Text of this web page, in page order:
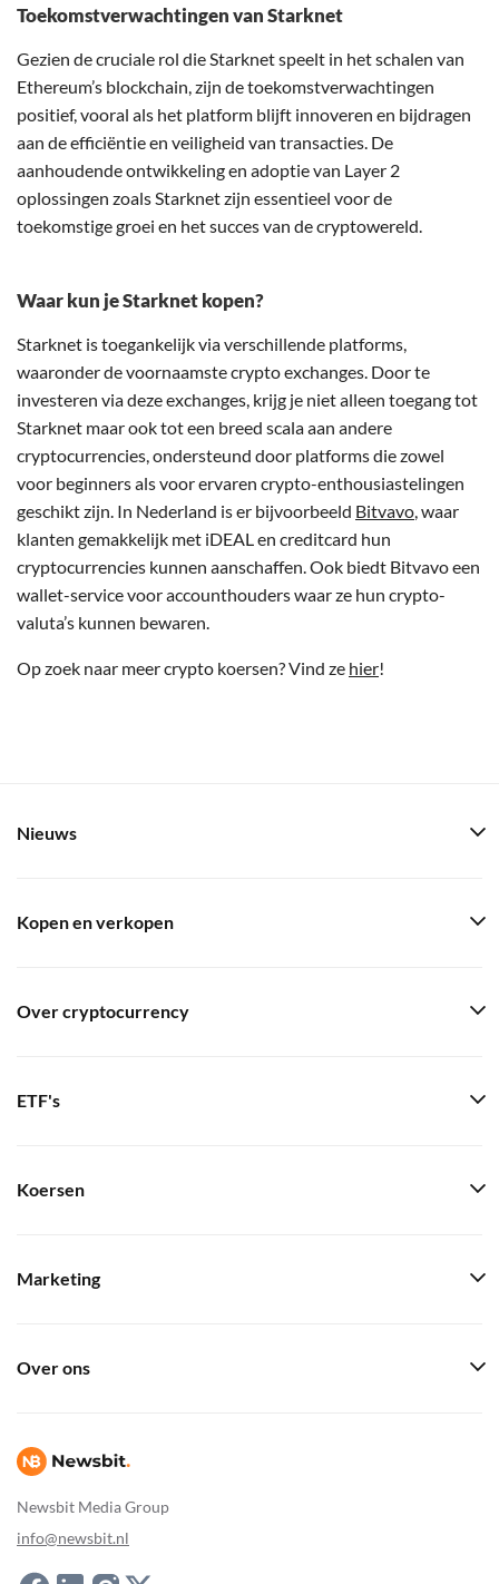
Toekomstverwachtingen van Starknet
Gezien de cruciale rol die Starknet speelt in het schalen van
Ethereum’s blockchain, zijn de toekomstverwachtingen
positief, vooral als het platform blijft innoveren en bijdragen
aan de efficiëntie en veiligheid van transacties. De
aanhoudende ontwikkeling en adoptie van Layer 2
oplossingen zoals Starknet zijn essentieel voor de
toekomstige groei en het succes van de cryptowereld.
Waar kun je Starknet kopen?
Starknet is toegankelijk via verschillende platforms,
waaronder de voornaamste crypto exchanges. Door te
investeren via deze exchanges, krijg je niet alleen toegang tot
Starknet maar ook tot een breed scala aan andere
cryptocurrencies, ondersteund door platforms die zowel
voor beginners als voor ervaren crypto-enthousiastelingen
geschikt zijn. In Nederland is er bijvoorbeeld Bitvavo, waar
klanten gemakkelijk met iDEAL en creditcard hun
cryptocurrencies kunnen aanschaffen. Ook biedt Bitvavo een
wallet-service voor accounthouders waar ze hun crypto-
valuta’s kunnen bewaren.
Op zoek naar meer crypto koersen? Vind ze hier!
Newsbit Media Group
info@newsbit.nl
Nieuws
Kopen en verkopen
Over cryptocurrency
ETF's
Koersen
Marketing
Over ons